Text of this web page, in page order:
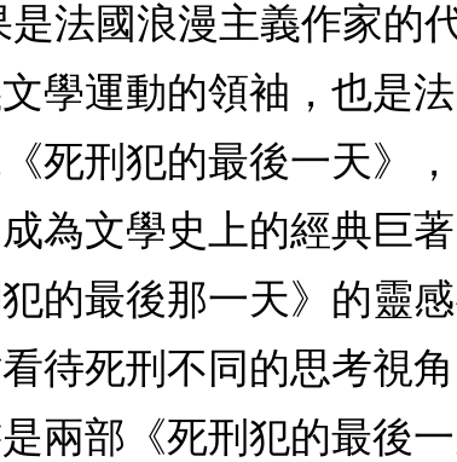
是法國浪漫主義作家的
學運動的領袖，也是
死刑犯的最後一天》
為文學史上的經典巨
的最後那一天》的靈
待死刑不同的思考視
兩部《死刑犯的最後